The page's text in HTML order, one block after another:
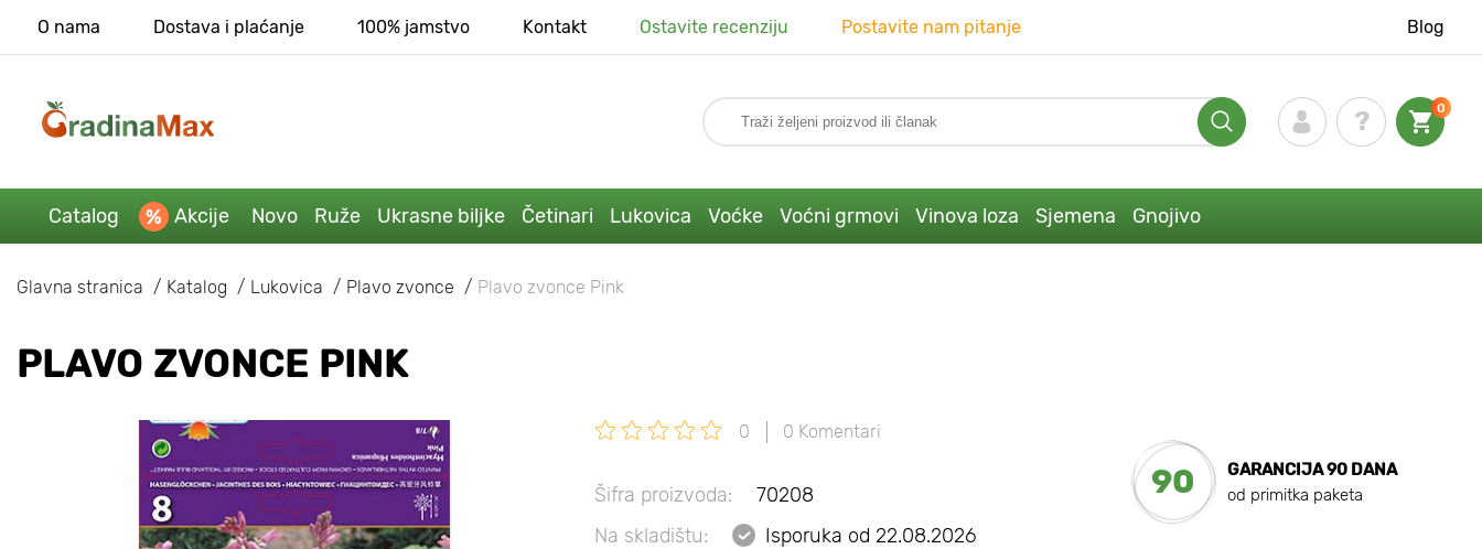
O nama Dostava i plaćanje 100% jamstvo Kontakt Ostavite recenziju Postavite nam pitanje Blog
0
Catalog Akcije Novo Ruže Ukrasne biljke Četinari Lukovica Voćke Voćni grmovi Vinova loza Sjemena Gnojivo
Glavna stranica Katalog Lukovica Plavo zvonce Plavo zvonce Pink
PLAVO ZVONCE PINK
0 0 Komentari
Šifra proizvoda:
70208
Na skladištu:
Isporuka od 22.08.2026
90
GARANCIJA 90 DANA
od primitka paketa